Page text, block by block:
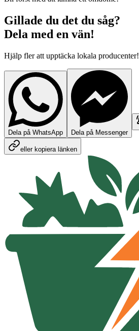
Gillade du det du såg?
Dela med en vän!
Hjälp fler att upptäcka lokala producenter!
Dela på WhatsApp Dela på Messenger
eller kopiera länken